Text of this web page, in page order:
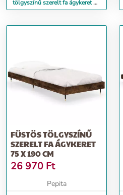
tölgyszínű szerelt fa ágykeret 90
x 190 cm
FÜSTÖS TÖLGYSZÍNŰ
SZERELT FA ÁGYKERET
75 X 190 CM
26 970 Ft
Pepita